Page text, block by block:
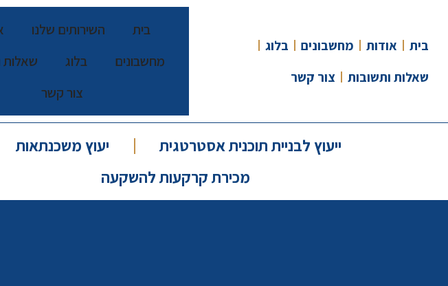
בית אודות מחשבונים
בלוג
שאלות ותשובות
צור קשר
בית השירותים שלנו
מחשבונים
בלוג
שאלות
צור קשר
ייעוץ לבניית תוכנית אסטרטגית יעוץ משכנתאות
מכירת קרקעות להשקעה